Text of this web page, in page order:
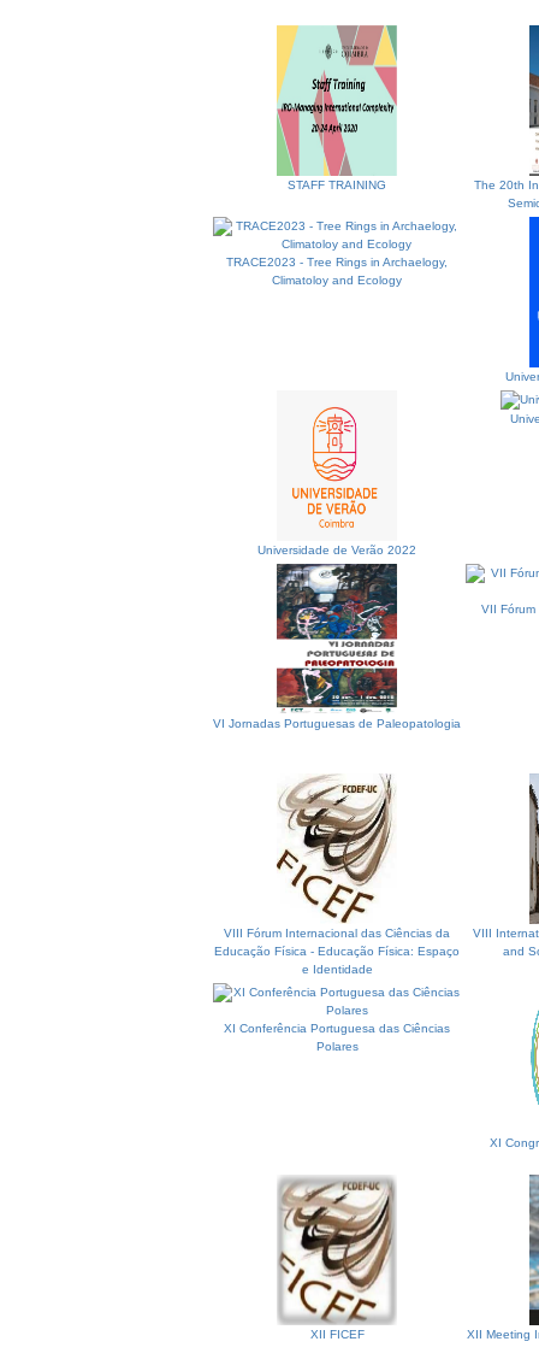
STAFF TRAINING
The 20th
TRACE2023 - Tree Rings in Archaelogy,
Climatoloy and Ecology
Universidade de Verão 2022
VI Jornadas Portuguesas de Paleopatologia
VII
VIII Fórum Internacional das Ciências da
Educação Física - Educação Física: Espaço
e Identidade
VIII
and
XI Conferência Portuguesa das Ciências
Polares
XI
XII FICEF XII Meeting